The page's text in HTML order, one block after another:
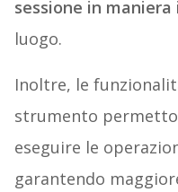
sessione in
luogo.
Inoltre, le
strumento
eseguire le
garantendo